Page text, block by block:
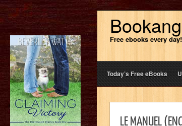
Free ebooks every day!
Today’s Free eBooks
LE MANUEL